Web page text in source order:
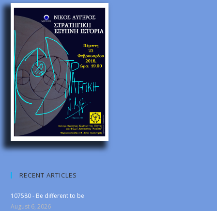
RECENT ARTICLES
107580 - Be different to be
August 6, 2026